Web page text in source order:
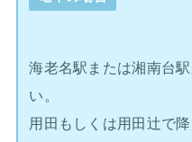
海老名駅または湘南台
い。
用田もしくは用田辻で